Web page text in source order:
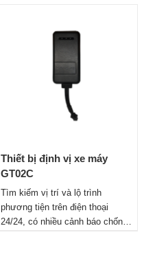
Thiết bị định vị xe máy
GT02C
Tìm kiếm vị trí và lộ trình
phương tiện trên điện thoại
24/24, có nhiều cảnh báo chống